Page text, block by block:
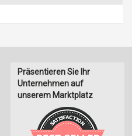
Präsentieren Sie Ihr
Unternehmen auf
unserem Marktplatz